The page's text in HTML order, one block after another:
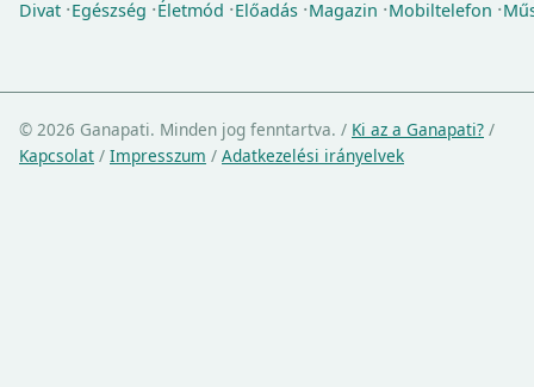
Divat Egészség Életmód Előadás Magazin Mobiltelefon
© 2026 Ganapati. Minden jog fenntartva. / Ki az a Ganapati? /
Kapcsolat / Impresszum / Adatkezelési irányelvek